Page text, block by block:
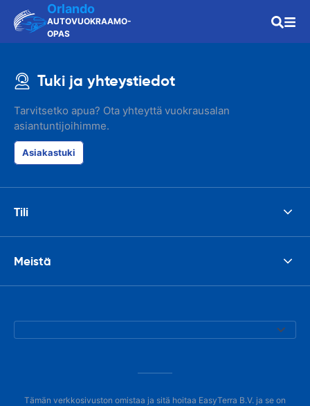
Orlando
AUTOVUOKRAAMO-
OPAS
Tuki ja yhteystiedot
Tarvitsetko apua? Ota yhteyttä vuokrausalan
asiantuntijoihimme.
Asiakastuki
Tili
Meistä
Tämän verkkosivuston omistaa ja sitä hoitaa EasyTerra B.V. ja se on